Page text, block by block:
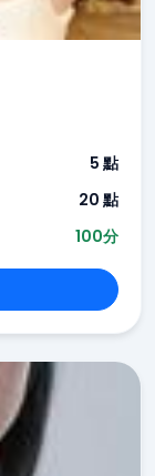
5 點
20 點
100分